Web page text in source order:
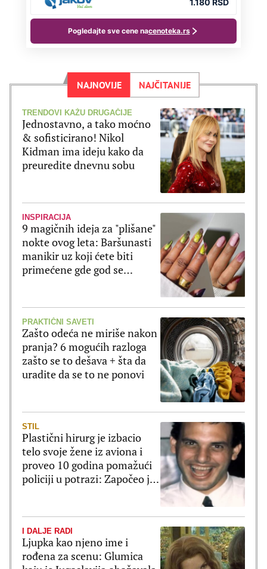
NAJNOVIJE NAJČITANIJE
TRENDOVI KAŽU DRUGAČIJE
Jednostavno, a tako moćno
& sofisticirano! Nikol
Kidman ima ideju kako da
preuredite dnevnu sobu
INSPIRACIJA
9 magičnih ideja za "plišane"
nokte ovog leta: Baršunasti
manikir uz koji ćete biti
primećene gde god se
PRAKTIČNI SAVETI
Zašto odeća ne miriše nakon
pranja? 6 mogućih razloga
zašto se to dešava + šta da
uradite da se to ne ponovi
STIL
Plastični hirurg je izbacio
telo svoje žene iz aviona i
proveo 10 godina pomažući
policiji u potrazi: Započeo je
I DALJE RADI
Ljupka kao njeno ime i
rođena za scenu: Glumica